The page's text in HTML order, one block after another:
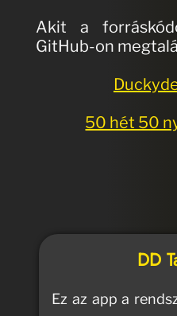
Akit a
GitHub-on
50 hét 50
DD
Ez az app a